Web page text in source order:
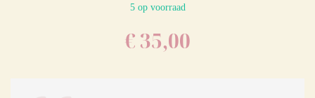
5 op voorraad
€ 35,00